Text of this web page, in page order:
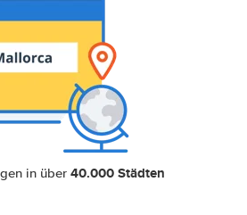
in über40.000 Städten